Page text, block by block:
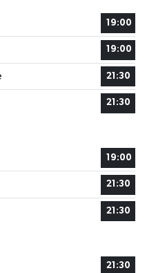
19:00
19:00
21:30
21:30
19:00
21:30
21:30
21:30